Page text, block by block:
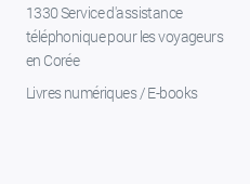
1330 Service d'assistance
téléphonique pour les voyageurs
en Corée
Livres numériques / E-books